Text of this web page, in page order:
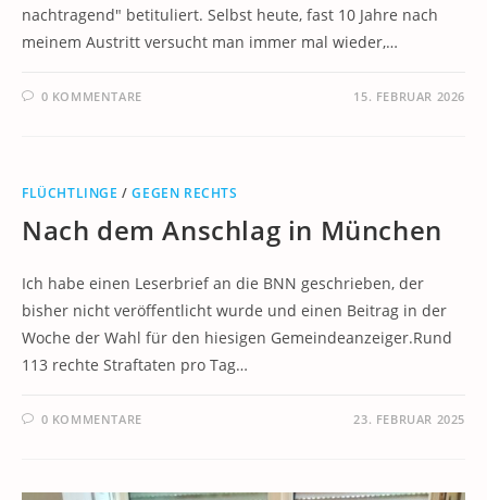
nachtragend" betituliert. Selbst heute, fast 10 Jahre nach
meinem Austritt versucht man immer mal wieder,…
0 KOMMENTARE 15. FEBRUAR 2026
FLÜCHTLINGE /GEGEN RECHTS
Nach dem Anschlag in München
Ich habe einen Leserbrief an die BNN geschrieben, der
bisher nicht veröffentlicht wurde und einen Beitrag in der
Woche der Wahl für den hiesigen Gemeindeanzeiger.Rund
113 rechte Straftaten pro Tag…
0 KOMMENTARE 23. FEBRUAR 2025